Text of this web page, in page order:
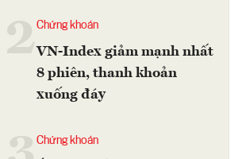
2Chứng khoán
VN-Index giảm mạnh nhất
8 phiên, thanh khoản
xuống đáy
Chứng khoán